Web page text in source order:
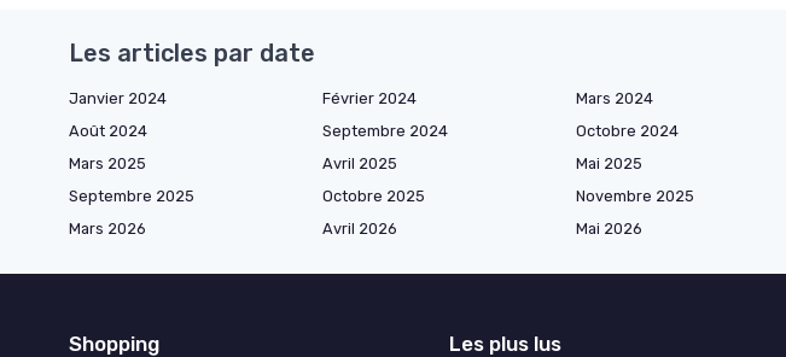
Les articles par date
Janvier 2024 Février 2024 Mars 2024
Août 2024
Septembre 2024 Octobre 2024
Mars 2025
Avril 2025 Mai 2025
Septembre 2025
Octobre 2025 Novembre 2025
Mars 2026
Avril 2026 Mai 2026
Shopping Les plus lus